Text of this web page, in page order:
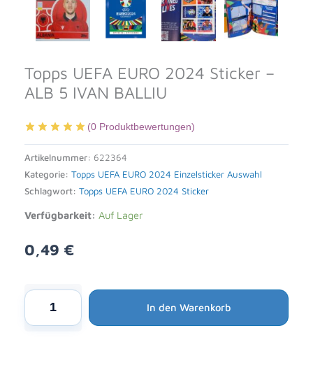
Topps UEFA EURO 2024 Sticker –
ALB 5 IVAN BALLIU
(0 Produktbewertungen)
Artikelnummer: 622364
Kategorie: Topps UEFA EURO 2024 Einzelsticker Auswahl
Schlagwort: Topps UEFA EURO 2024 Sticker
Verfügbarkeit: Auf Lager
0,49 €
Topps
In den Warenkorb
Alternative: